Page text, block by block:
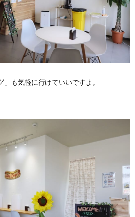
も気軽に行けていいですよ。